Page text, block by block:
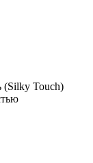
(Silky Touch)